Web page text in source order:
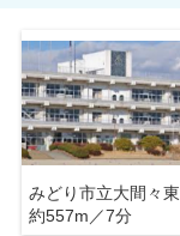
約557m／7分